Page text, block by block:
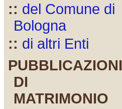
:: del Comune di
Bologna
:: di altri Enti
PUBBLICAZIONI
DI
MATRIMONIO